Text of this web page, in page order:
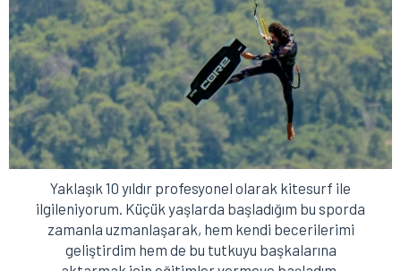
Yaklaşık 10 yıldır profesyonel olarak kitesurf ile
ilgileniyorum. Küçük yaşlarda başladığım bu sporda
zamanla uzmanlaşarak, hem kendi becerilerimi
geliştirdim hem de bu tutkuyu başkalarına